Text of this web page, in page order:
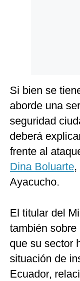
Si bien se
aborde una
seguridad
deberá
frente al
Dina Boluarte
Ayacucho.
El titular del
también
que su sector
situación de
Ecuador,